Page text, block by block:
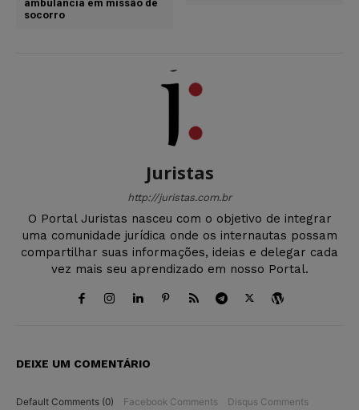
ambulância em missão de
socorro
Juristas
http://juristas.com.br
O Portal Juristas nasceu com o objetivo de integrar
uma comunidade jurídica onde os internautas possam
compartilhar suas informações, ideias e delegar cada
vez mais seu aprendizado em nosso Portal.
DEIXE UM COMENTÁRIO
Default Comments (0) Facebook Comments Disqus Comments